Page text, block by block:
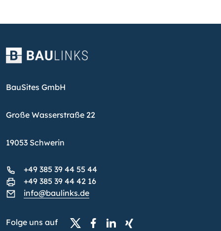
BauSites GmbH
Große Wasserstraße 22
19053 Schwerin
+49 385 39 44 55 44
+49 385 39 44 42 16
info@baulinks.de
Folge uns auf